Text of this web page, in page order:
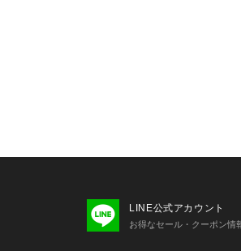
：ややあり透け感：ややあり=====
がございます。商品の色味はハンガ
ください。※画像はサンプルを使用
LINE公式アカウント
お得なセール・クーポン情